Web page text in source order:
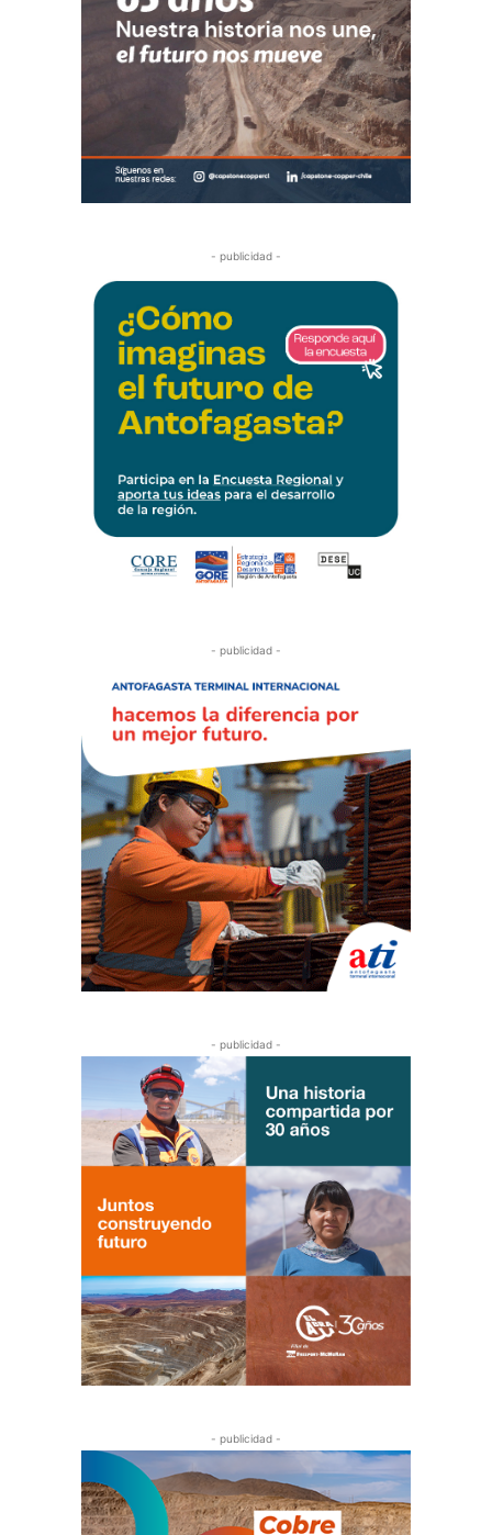
- publicidad -
- publicidad -
- publicidad -
- publicidad -